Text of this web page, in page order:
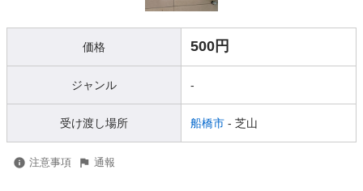
価格 500円
ジャンル -
受け渡し場所 船橋市 - 芝山
注意事項 通報